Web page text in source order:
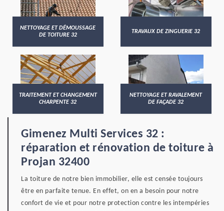
NETTOYAGE ET DÉMOUSSAGE
DE TOITURE 32
TRAVAUX DE ZINGUERIE 32
TRAITEMENT ET CHANGEMENT
CHARPENTE 32
NETTOYAGE ET RAVALEMENT
DE FAÇADE 32
Gimenez Multi Services 32 :
réparation et rénovation de toiture à
Projan 32400
La toiture de notre bien immobilier, elle est censée toujours
être en parfaite tenue. En effet, on en a besoin pour notre
confort de vie et pour notre protection contre les intempéries